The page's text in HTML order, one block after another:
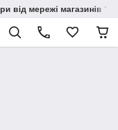
від мережі магазинів